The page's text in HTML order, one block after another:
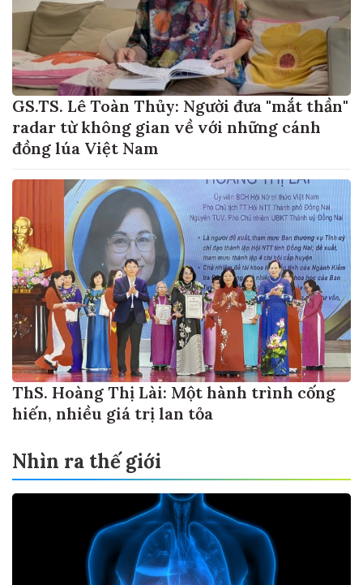
GS.TS. Lê Toàn Thủy: Người đưa "mắt thần"
radar từ không gian về với những cánh
đồng lúa Việt Nam
ThS. Hoàng Thị Lài: Một hành trình cống
hiến, nhiều giá trị lan tỏa
Nhìn ra thế giới